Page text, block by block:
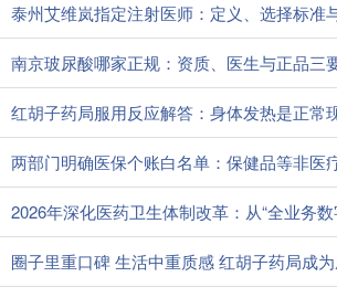
南京玻尿酸哪家正规：资质、医生与正品三